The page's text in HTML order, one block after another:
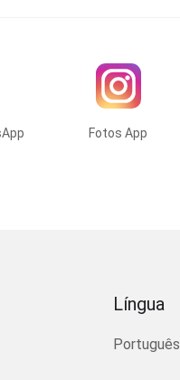
Fotos App
Língua
Português